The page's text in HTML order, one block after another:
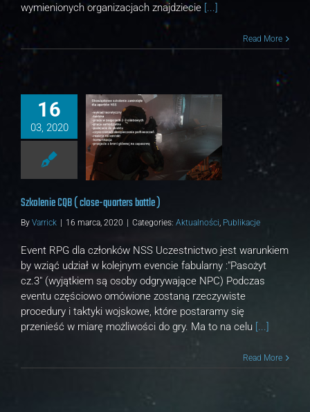
wymienionych organizacjach znajdziecie [...]
Read More
16
03, 2020
Publikacje
Szkolenie CQB ( close-quarters battle )
By Varrick 16 marca, 2020 Categories: Aktualności, Publikacje
Event RPG dla członków NSS Uczestnictwo jest warunkiem
by wziąć udział w kolejnym evencie fabularny :"Pasożyt
cz.3" (wyjątkiem są osoby odgrywające NPC) Podczas
eventu częściowo omówione zostaną rzeczywiste
procedury i taktyki wojskowe, które postaramy się
przenieść w miarę możliwości do gry. Ma to na celu [...]
Read More